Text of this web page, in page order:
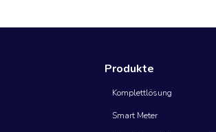
Produkte
Komplettlösung
Smart Meter